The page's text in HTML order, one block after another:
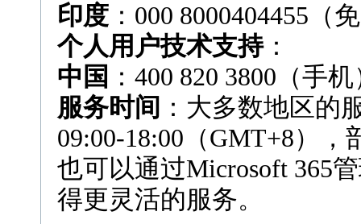
印度 ：000 8000404455（
个人用户技术支持：
中国 ：400 820 3800（手
服务时间 ：大多数地区的
09:00-18:00（GMT+8）
也可以通过Microsoft 365
得更灵活的服务。